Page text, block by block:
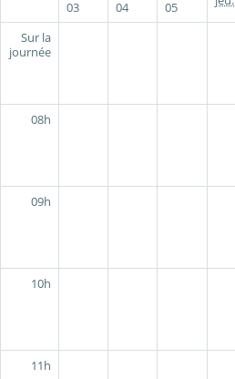
03
04
05
Sur la
journée
08h
09h
10h
11h